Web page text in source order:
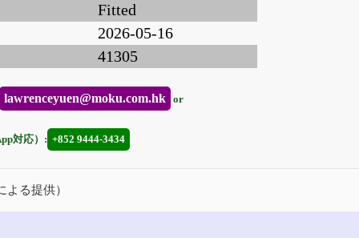
Fitted
2026-05-16
41305
lawrenceyuen@moku.com.hk or
対応）: +852 9444-3434
る提供）